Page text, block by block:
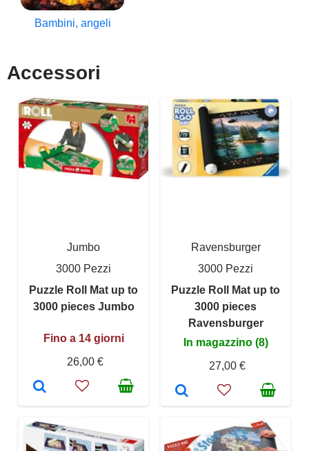
Bambini, angeli
Accessori
Jumbo
3000 Pezzi
Puzzle Roll Mat up to
3000 pieces Jumbo
Fino a 14 giorni
26,00 €
Ravensburger
3000 Pezzi
Puzzle Roll Mat up to
3000 pieces
Ravensburger
In magazzino (8)
27,00 €